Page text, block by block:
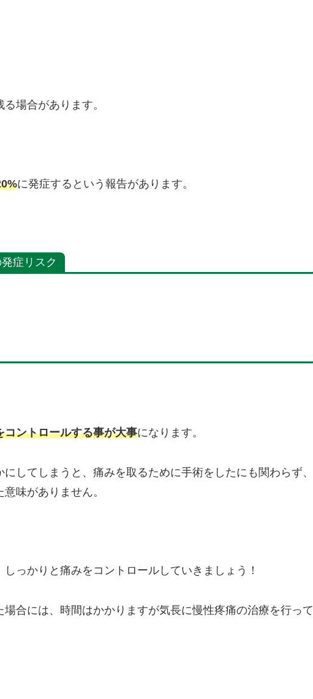
場合があります。
に発症するという報告があります。
症リスク
コントロールする事が大事になります。
してしまうと、痛みを取るために手術をしたにも関わらず、
味がありません。
っかりと痛みをコントロールしていきましょう！
合には、時間はかかりますが気長に慢性疼痛の治療を行って